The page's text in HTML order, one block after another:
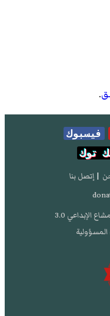
.
فيسبوك
توك
| إتصل بنا
الإبداعي 3.0
المسؤولية